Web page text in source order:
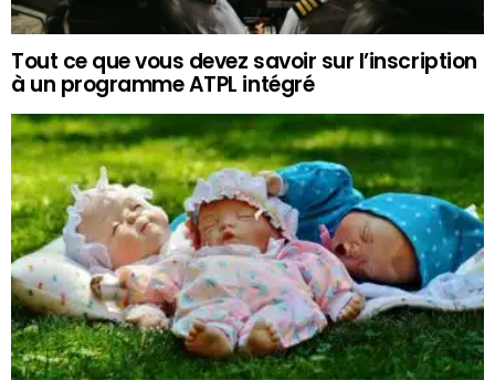
Tout ce que vous devez savoir sur l’inscription
à un programme ATPL intégré